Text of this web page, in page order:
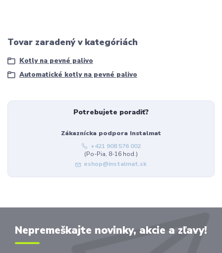
Tovar zaradený v kategóriách
Kotly na pevné palivo
Automatické kotly na pevné palivo
Potrebujete poradiť?
Zákaznícka podpora Instalmat
+421 908 576 002
(Po-Pia, 8-16 hod.)
eshop@instalmat.sk
Nepremeškajte novinky, akcie a zľavy!